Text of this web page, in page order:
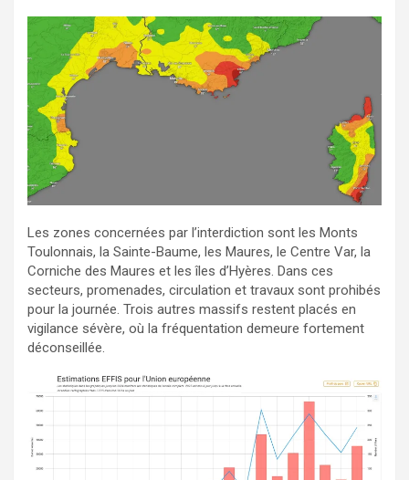
Les zones concernées par l’interdiction sont les Monts
Toulonnais, la Sainte-Baume, les Maures, le Centre Var, la
Corniche des Maures et les îles d’Hyères. Dans ces
secteurs, promenades, circulation et travaux sont prohibés
pour la journée. Trois autres massifs restent placés en
vigilance sévère, où la fréquentation demeure fortement
déconseillée.